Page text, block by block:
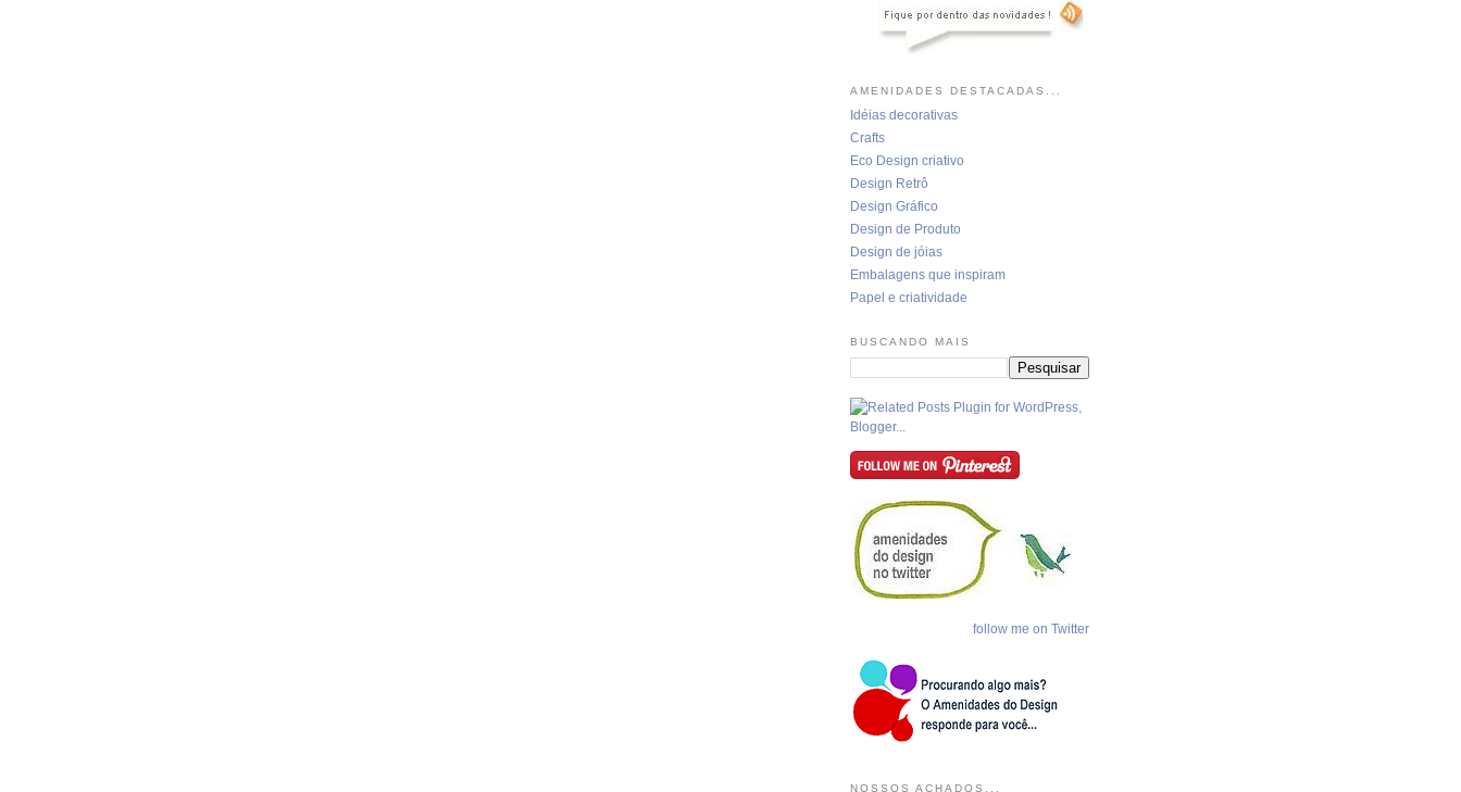
AMENIDADES DESTACADAS...
Idéias decorativas
Crafts
Eco Design criativo
Design Retrô
Design Gráfico
Design de Produto
Design de jóias
Embalagens que inspiram
Papel e criatividade
BUSCANDO MAIS
follow me on Twitter
NOSSOS ACHADOS...